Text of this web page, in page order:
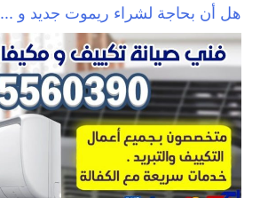
هل أن بحاجة لشراء ريموت جديد و ...